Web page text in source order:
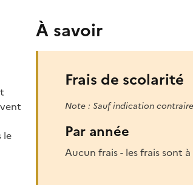
le
À savoir
Frais de scolarité
Note : Sauf indication
Par année
Aucun frais - les frais sont